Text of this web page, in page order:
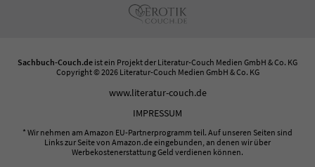
Sachbuch-Couch.de ist ein Projekt der Literatur-Couch Medien GmbH & Co. KG
Copyright © 2026 Literatur-Couch Medien GmbH & Co. KG
www.literatur-couch.de
IMPRESSUM
* Wir nehmen am Amazon EU-Partnerprogramm teil. Auf unseren Seiten sind
Links zur Seite von Amazon.de eingebunden, an denen wir über
Werbekostenerstattung Geld verdienen können.